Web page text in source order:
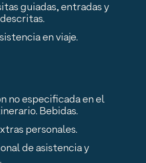
guiadas, entradas y
en viaje.
no especificada en el
Bebidas.
personales.
de asistencia y